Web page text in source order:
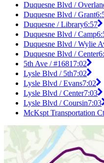
Duquesne Blvd /
Duquesne Blvd / Grant
Duquesne / Library6:57
Duquesne Blvd / Camp
Duquesne Blvd / Wylie
Duquesne Blvd / Center
5th Ave / #1681 7:02
Lysle Blvd / 5th7:02
Lysle Blvd / Evans7:02
Lysle Blvd / Center7:03
Lysle Blvd / Coursin7:03
McKspt Transportation